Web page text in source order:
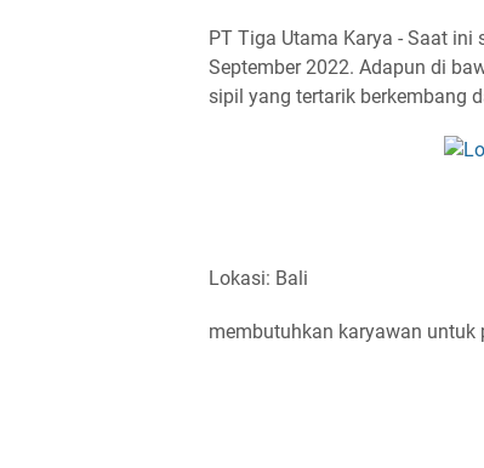
PT Tiga Utama Karya - Saat
September 2022. Adapun di
sipil yang tertarik berkembang
Lokasi: Bali
membutuhkan karyawan untuk